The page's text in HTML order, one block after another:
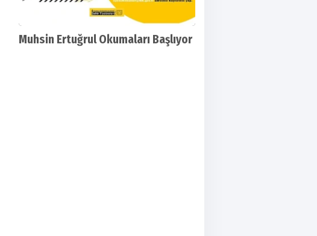
Muhsin Ertuğrul Okumaları Başlıyor